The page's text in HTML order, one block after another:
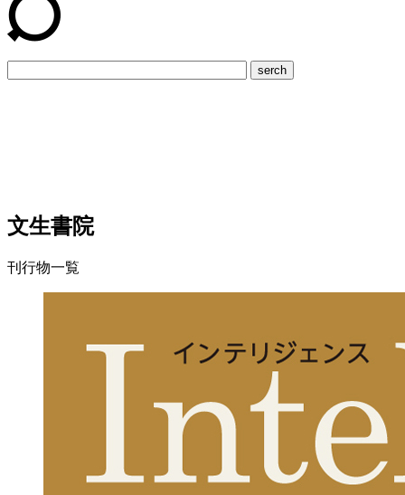
serch
文生書院
刊行物一覧